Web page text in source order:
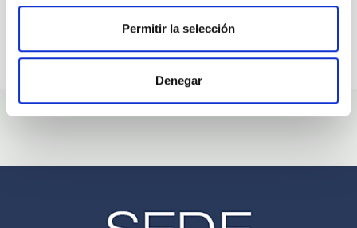
Permitir la selección
Denegar